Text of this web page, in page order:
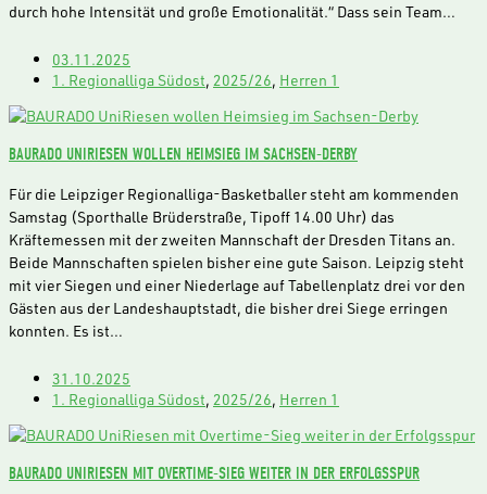
durch hohe Intensität und große Emotionalität.“ Dass sein Team…
03.11.2025
1. Regionalliga Südost, 2025/26, Herren 1
BAURADO UNIRIESEN WOLLEN HEIMSIEG IM SACHSEN-DERBY
Für die Leipziger Regionalliga-Basketballer steht am kommenden
Samstag (Sporthalle Brüderstraße, Tipoff 14.00 Uhr) das
Kräftemessen mit der zweiten Mannschaft der Dresden Titans an.
Beide Mannschaften spielen bisher eine gute Saison. Leipzig steht
mit vier Siegen und einer Niederlage auf Tabellenplatz drei vor den
Gästen aus der Landeshauptstadt, die bisher drei Siege erringen
konnten. Es ist…
31.10.2025
1. Regionalliga Südost, 2025/26, Herren 1
BAURADO UNIRIESEN MIT OVERTIME-SIEG WEITER IN DER ERFOLGSSPUR